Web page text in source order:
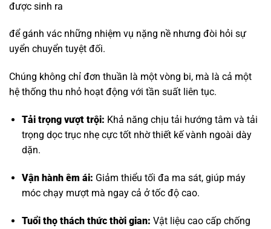
được sinh ra
để gánh vác những nhiệm vụ nặng nề nhưng đòi hỏi sự
uyển chuyển tuyệt đối.
Chúng không chỉ đơn thuần là một vòng bi, mà là cả một
hệ thống thu nhỏ hoạt động với tần suất liên tục.
Tải trọng vượt trội: Khả năng chịu tải hướng tâm và tải
trọng dọc trục nhẹ cực tốt nhờ thiết kế vành ngoài dày
dặn.
Vận hành êm ái: Giảm thiểu tối đa ma sát, giúp máy
móc chạy mượt mà ngay cả ở tốc độ cao.
Tuổi thọ thách thức thời gian: Vật liệu cao cấp chống